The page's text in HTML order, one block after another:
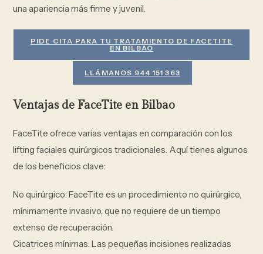
una apariencia más firme y juvenil.
PIDE CITA PARA TU TRATAMIENTO DE FACETITE
EN BILBAO
LLÁMANOS 944 151 363
Ventajas de FaceTite en Bilbao
FaceTite ofrece varias ventajas en comparación con los
lifting faciales quirúrgicos tradicionales. Aquí tienes algunos
de los beneficios clave:
No quirúrgico: FaceTite es un procedimiento no quirúrgico,
mínimamente invasivo, que no requiere de un tiempo
extenso de recuperación.
Cicatrices mínimas: Las pequeñas incisiones realizadas